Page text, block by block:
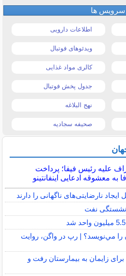
سرویس ها
اطلاعات دارویی
ویدئوهای فوتبال
کالری مواد غذایی
جدول پخش فوتبال
نهج البلاغه
صحیفه سجادیه
علیه رئیس فیفا؛ پرداخت
معشوقه ادعایی اینفانتینو
نارضایتی‌های ناگهانی را دارند
مي‌نويسد؟ | رپ در واگن، روايت
زایمان به بیمارستان رفت و